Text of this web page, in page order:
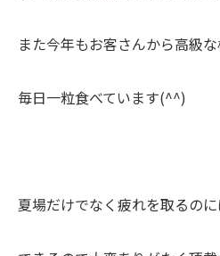
また今年もお客さんから高級な
毎日一粒食べています(^^)
夏場だけでなく疲れを取るの